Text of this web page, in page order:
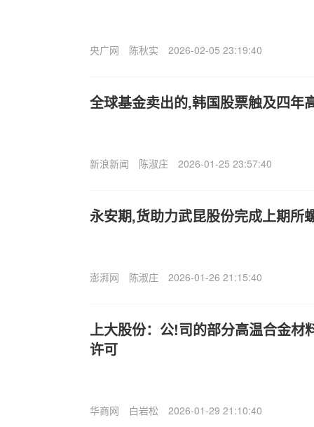
央广网 陈秋实 2026-02-05 23:19:40
全球基金卖出的,韩国股票触及四年
新浪新闻 陈淑庄 2026-01-25 23:57:40
永安期,货助力武昆股份完成上期所
澎湃网 陈淑庄 2026-01-26 21:15:40
上大股份：公!司的部分高温合金材
许可
华商网 白岩松 2026-01-29 21:10:40